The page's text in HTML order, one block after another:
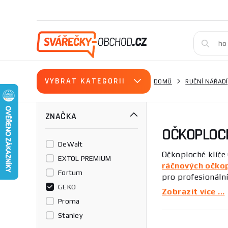
VYBRAT KATEGORII DOMŮ RUČNÍ NÁŘADÍ
ZNAČKA
DeWalt
EXTOL PREMIUM
Fortum
GEKO
Proma
Stanley
Očkoploché
ráčnových
pro
získáte
Očkoploché
Zobrazit více ...